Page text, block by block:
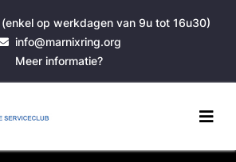
op werkdagen van 9u tot 16u30)
info@marnixring.org
Meer informatie?